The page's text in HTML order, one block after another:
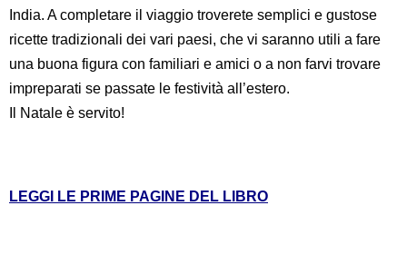
India. A completare il viaggio troverete semplici e gustose
ricette tradizionali dei vari paesi, che vi saranno utili a fare
una buona figura con familiari e amici o a non farvi trovare
impreparati se passate le festività all’estero.
Il Natale è servito!
LEGGI LE PRIME PAGINE DEL LIBRO